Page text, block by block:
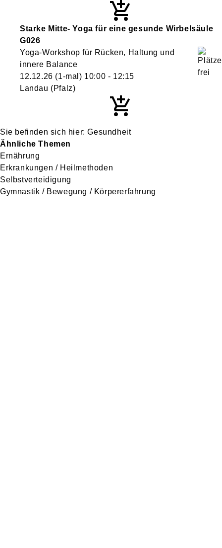
Starke Mitte- Yoga für eine gesunde Wirbelsäule
G026
Yoga-Workshop für Rücken, Haltung und
innere Balance
12.12.26 (1-mal) 10:00 - 12:15
Landau (Pfalz)
Gesundheit
Ähnliche Themen
Ernährung
Erkrankungen / Heilmethoden
Selbstverteidigung
Gymnastik / Bewegung / Körpererfahrung